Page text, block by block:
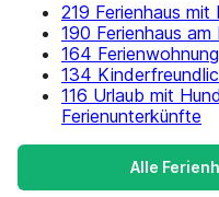
219 Ferienhaus mit
190 Ferienhaus am
164
134
116 Urlaub mit
Ferienunterkünfte
Alle